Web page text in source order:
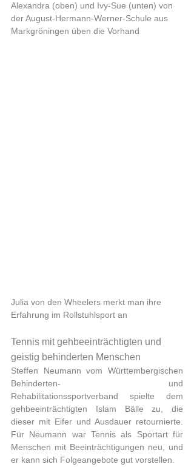
Alexandra (oben) und Ivy-Sue (unten) von
der August-Hermann-Werner-Schule aus
Markgröningen üben die Vorhand
Julia von den Wheelers merkt man ihre
Erfahrung im Rollstuhlsport an
Tennis mit gehbeeinträchtigten und
geistig behinderten Menschen
Steffen Neumann vom Württembergischen
Behinderten- und
Rehabilitationssportverband spielte dem
gehbeeinträchtigten Islam Bälle zu, die
dieser mit Eifer und Ausdauer retournierte.
Für Neumann war Tennis als Sportart für
Menschen mit Beeinträchtigungen neu, und
er kann sich Folgeangebote gut vorstellen.